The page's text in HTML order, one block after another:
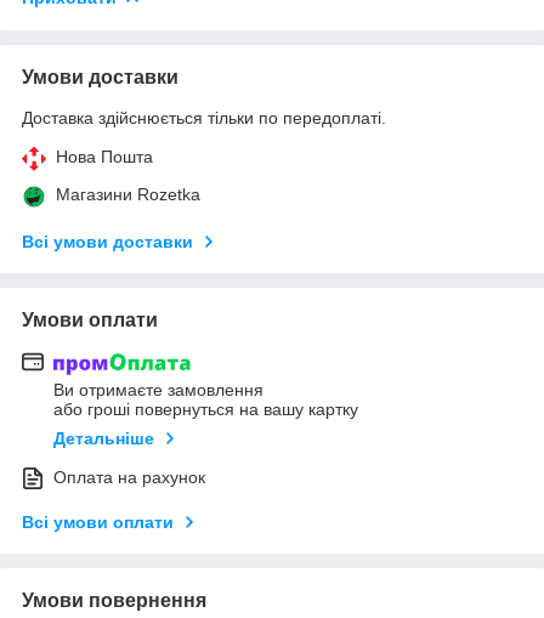
Умови доставки
Доставка здійснюється тільки по передоплаті.
Нова Пошта
Магазини Rozetka
Всі умови доставки
Умови оплати
Ви отримаєте замовлення
або гроші повернуться на вашу картку
Детальніше
Оплата на рахунок
Всі умови оплати
Умови повернення